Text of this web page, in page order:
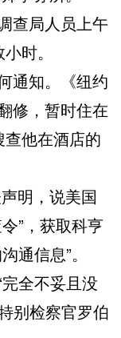
查局人员上午
时。
知。《纽约
修，暂时住在
他在酒店的
明，说美国
”，获取科亨
通信息”。
全不妥且没
别检察官罗伯